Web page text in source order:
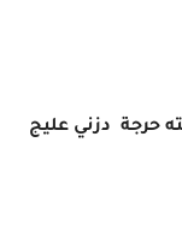
حرجة دزني عليج